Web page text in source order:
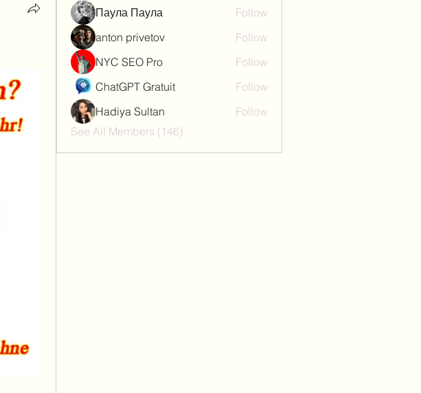
Паула Паула
Follow
anton privetov
Follow
NYC SEO Pro
Follow
ChatGPT Gratuit
Follow
Hadiya Sultan
Follow
See All Members (146)